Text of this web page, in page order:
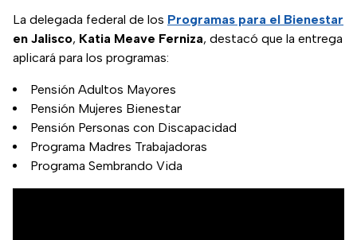
La delegada federal de los Programas para el Bienestar
en Jalisco, Katia Meave Ferniza, destacó que la entrega
aplicará para los programas:
Pensión Adultos Mayores
Pensión Mujeres Bienestar
Pensión Personas con Discapacidad
Programa Madres Trabajadoras
Programa Sembrando Vida